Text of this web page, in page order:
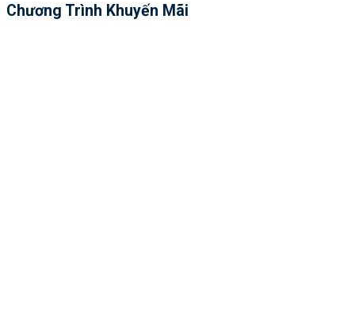
Chương Trình Khuyến Mãi